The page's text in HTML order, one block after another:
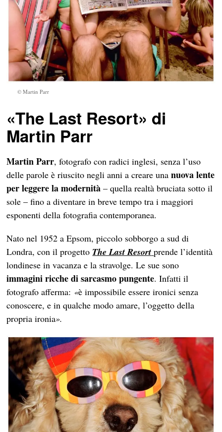
© Martin Parr
«The Last Resort» di
Martin Parr
Martin Parr, fotografo con radici inglesi, senza l’uso
delle parole è riuscito negli anni a creare unanuova lente
per leggere la modernità – quella realtà bruciata sotto il
sole – fino a diventare in breve tempo tra i maggiori
esponenti della fotografia contemporanea.
Nato nel 1952 a Epsom, piccolo sobborgo a sud di
Londra, con il progetto The Last Resort prende l’identità
londinese in vacanza e la stravolge. Le sue sono
immagini ricche di sarcasmo pungente. Infatti il
fotografo afferma: «è impossibile essere ironici senza
conoscere, e in qualche modo amare, l’oggetto della
propria ironia».